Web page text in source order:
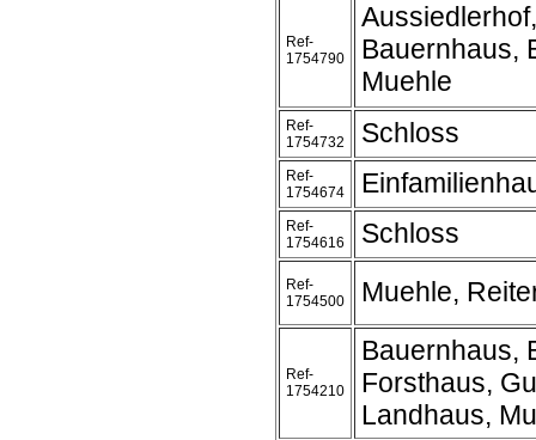
Ref-
1754790
Bauernhaus,
Muehle
Ref-
1754732
Schloss
Ref-
1754674
Ref-
1754616
Schloss
Ref-
1754500
Muehle,
Ref-
1754210
Bauernhaus,
Forsthaus,
Landhaus,